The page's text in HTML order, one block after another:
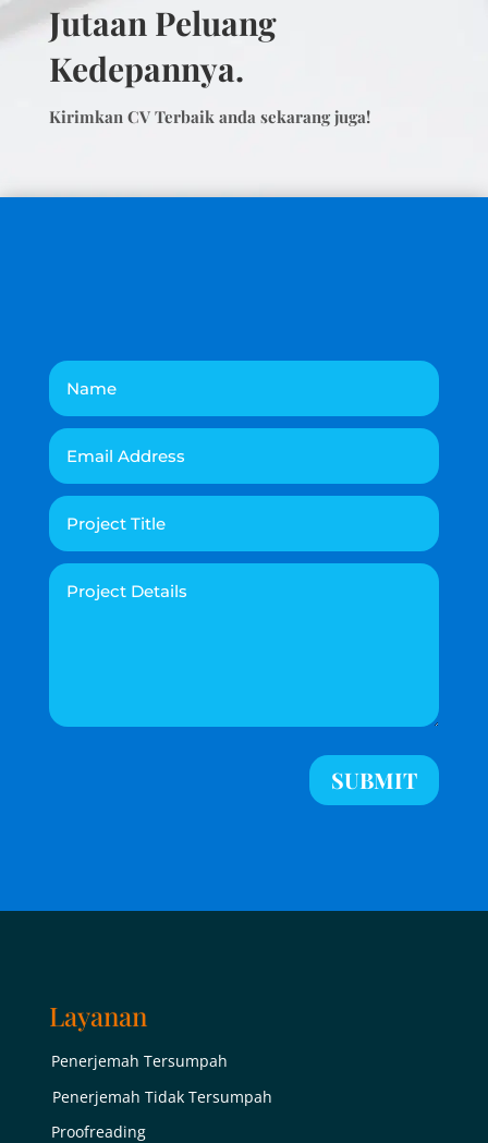
Jutaan Peluang
Kedepannya.
Kirimkan CV Terbaik anda sekarang juga!
SUBMIT
Layanan
Penerjemah Tersumpah
Penerjemah Tidak Tersumpah
Proofreading